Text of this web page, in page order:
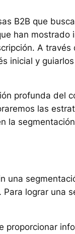
B2B que
han mostrado
A través
inicial y
profunda del
las
la
una
lograr una
proporcionar